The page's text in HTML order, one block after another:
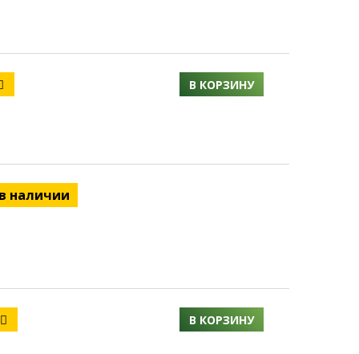
В КОРЗИНУ
наличии
В КОРЗИНУ